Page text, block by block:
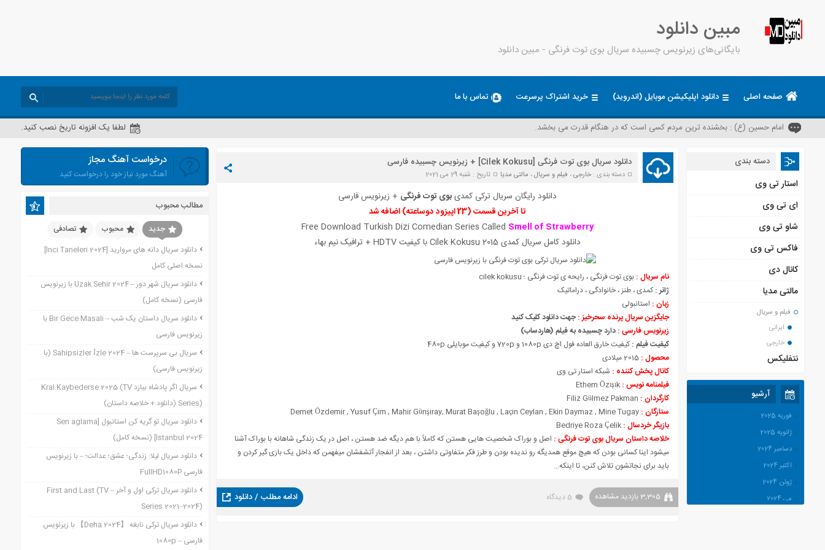
مبین دانلود
بایگانی‌های زیرنویس چسبیده سریال بوی توت فرنگی - مبین دانلود
صفحه اصلی دانلود اپلیکیشن موبایل (اندروید) خرید اشتراک پرسرعت تماس با ما
امام حسین (ع) : بخشنده ترین مردم کسی است که در هنگام قدرت می بخشد. لطفا یک افزونه تاریخ نصب کنید.
دانلود سریال بوی توت فرنگی [Cilek Kokusu] + زیرنویس چسبیده فارسی
دسته بندی :خارجی، فیلم و سریال، مالتی مدیا تاریخ : شنبه 29 می 2021
دانلود رایگانسریال ترکی کمدیبوی توت فرنگی + زیرنویس فارسی
تا آخرین قسمت (23 اپیزود دوساعته) اضافه شد
Free Download Turkish Dizi Comedian Series Called Smell of Strawberry
دانلود کامل سریال کمدی Cilek Kokusu 2015 با کیفیت HDTV + ترافیک نیم بهاء
نام سریال : بوی توت فرنگی ، رایحه ی توت فرنگی ؛ cilek kokusu
ژانر : کمدی ، طنز ، خانوادگی ، دراماتیک
زبان : استانبولی
جایگزین سریال پرنده سحرخیز : جهت دانلود کلیک کنید
زیرنویس فارسی : داردچسبیده به فیلم (هاردساب)
کیفیت فیلم : کیفیت خارق العاده فول اچ دی 1080p و 720p و کیفیت موبایلی 480p
محصول :
کانال پخش کننده : شبکه استار تی وی
فیلمنامه نویس :
کارگردان :
lmez Pakman
ستارگان : Demet Özdemir , Yusuf Çim , Mahir Günşiray, Murat Başoğlu , Laçin Ceylan , Ekin Daymaz , Mine Tugay
بازیگر خردسال : Bedriye Roza Çelik
خلاصه داستان سریال بوی توت فرنگی : اصل و بوراک شخصیت هایی هستن که کاملاً با هم دیگه ضد هستن ، اصل در یک زندگی شاهانه با بوراک آشنا
میشود اینا کسانی بودن که هیچ موقع همدیگه رو ندیده بودن و طرز فکر متفاوتی داشتن ، بعد از انفجار آتشفشان میفهمن که داخل یک بازی گیر کردن و
باید برای نجاتشون تلاش کنن، تا اینکه…
3,305 بازدید مشاهده 5 دیدگاه ادامه مطلب / دانلود
دسته بندی
استار تی وی
ای تی وی
شاو تی وی
فاکس تی وی
کانال دی
مالتی مدیا
فیلم و سریال
ایرانی
خارجی
نتفلیکس
آرشیو
فوریه 2025
ژانویه 2025
دسامبر 2024
اکتبر 2024
ژوئن 2024
می 2024
درخواست آهنگ مجاز
آهنگ مورد نیاز خود را درخواست کنید.
مطالب محبوب
جدید محبوب
تصادفی
دانلود سریال دانه های مروارید [Inci Taneleri 2024]
نسخه اصلی کامل
دانلود سریال شهر دور – Uzak Sehir 2024 با زیرنویس
فارسی (نسخه کامل)
دانلود سریال داستان یک شب – Bir Gece Masali با
زیرنویس فارسی
سریال بی سرپرست ها – Sahipsizler İzle 2024 (با
زیرنویس فارسی)
سریال اگر پادشاه ببازد Kral Kaybederse 2025 (TV
Series) (دانلود + خلاصه داستان)
دانلود سریال تو گریه کن استانبول [Sen aglama
Istanbul 2024] (نسخه کامل)
دانلود سریال لیلا: زندگی؛ عشق؛ عدالت؛ – با زیرنویس
فارسی FullHD1080P
دانلود سریال ترکی اول و آخر – First and Last (TV
Series 2021–2024)
دانلود سریال ترکی نابغه 【Deha 2024】 با زیرنویس
فارسی – 1080p